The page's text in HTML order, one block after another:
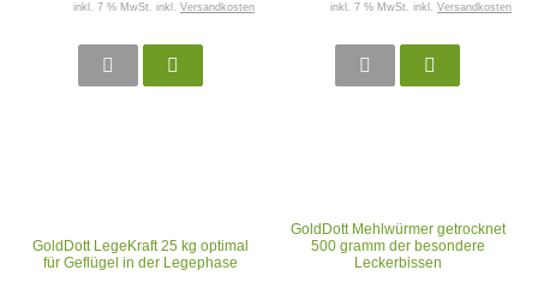
inkl. 7 % MwSt. inkl. Versandkosten
inkl. 7 % MwSt. inkl. Versandkosten
GoldDott LegeKraft 25 kg optimal
für Geflügel in der Legephase
GoldDott Mehlwürmer getrocknet
500 gramm der besondere
Leckerbissen